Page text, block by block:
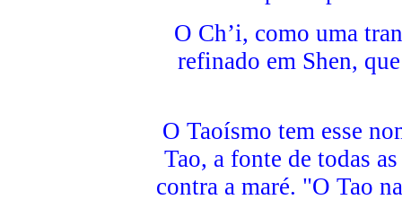
O Ch’i, como uma
refinado em Shen,
O Taoísmo tem esse
Tao, a fonte de todas
contra a maré. "O Tao